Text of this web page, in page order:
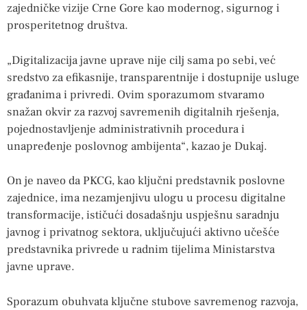
zajedničke vizije Crne Gore kao modernog, sigurnog i
prosperitetnog društva.
„Digitalizacija javne uprave nije cilj sama po sebi, već
sredstvo za efikasnije, transparentnije i dostupnije usluge
građanima i privredi. Ovim sporazumom stvaramo
snažan okvir za razvoj savremenih digitalnih rješenja,
pojednostavljenje administrativnih procedura i
unapređenje poslovnog ambijenta“, kazao je Dukaj.
On je naveo da PKCG, kao ključni predstavnik poslovne
zajednice, ima nezamjenjivu ulogu u procesu digitalne
transformacije, ističući dosadašnju uspješnu saradnju
javnog i privatnog sektora, uključujući aktivno učešće
predstavnika privrede u radnim tijelima Ministarstva
javne uprave.
Sporazum obuhvata ključne stubove savremenog razvoja,